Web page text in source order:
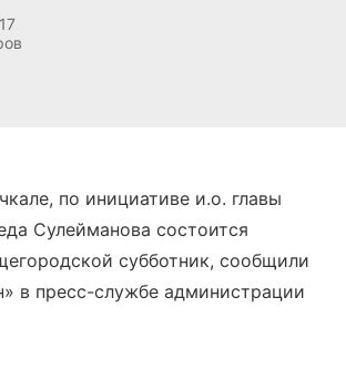
по инициативе и.о. главы
Сулейманова состоится
субботник, сообщили
в пресс-службе администрации